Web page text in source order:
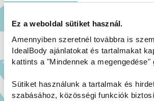
Ez a weboldal sütiket használ.
Amennyiben szeretnél továbbra is
IdealBody ajánlatokat és tartalmakat
kattints a "Mindennek a megengedése"
Sütiket használunk a tartalmak és
szabásához, közösségi funkciók
Zabos-túrós amerikai palacsinta
RECEPTEK